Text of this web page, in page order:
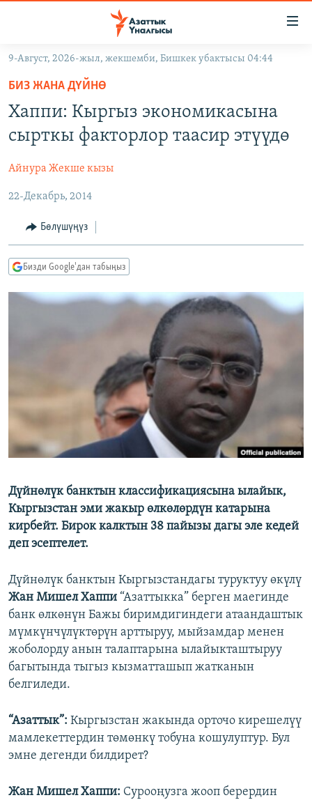
Навигацияга
өтүңүз
Издөөгө
салыңыз
ЖАҢЫЛЫКТАР
ЭКОНОМИКА
МАДАНИЯТ
БОРБОР АЗИЯ
УКРАИНА
АТАЙЫН ИЛИКТӨӨ
ТВ ПРОГРАММАЛАР
БҮГҮН АЗАТТЫКТА
БИЗ ЖАНА ДҮЙНӨ
ДАНИСТЕ
ЫҢГАЙСЫЗ СУРООЛОР
ПОДКАСТ
ӨЗГӨЧӨ ПИКИР
ЭЕ/АРнун бардык сайттары
9-Август, 2026-жыл, жекшемби, Бишкек убактысы 04:44
БИЗ ЖАНА ДҮЙНӨ
Хаппи: Кыргыз экономикасына
сырткы факторлор таасир этүүдө
Айнура Жекше кызы
22-Декабрь, 2014
Бөлүшүңүз
Бизди Google'дан табыңыз
Дүйнөлүк банктын классификациясына ылайык,
Кыргызстан эми жакыр өлкөлөрдүн катарына
кирбейт. Бирок калктын 38 пайызы дагы эле кедей
деп эсептелет.
Дүйнөлүк банктын Кыргызстандагы туруктуу өкүлү
Жан Мишел Хаппи “Азаттыкка” берген маегинде
банк өлкөнүн Бажы биримдигиндеги атаандаштык
мүмкүнчүлүктөрүн арттыруу, мыйзамдар менен
жоболорду анын талаптарына ылайыкташтыруу
багытында тыгыз кызматташып жатканын
белгиледи.
“Азаттык”: Кыргызстан жакында орточо кирешелүү
мамлекеттердин төмөнкү тобуна кошулуптур. Бул
эмне дегенди билдирет?
Жан Мишел Хаппи: Сурооңузга жооп берердин